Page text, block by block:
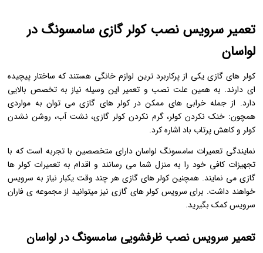
تعمیر سرویس نصب کولر گازی سامسونگ در
لواسان
کولر های گازی یکی از پرکاربرد ترین لوازم خانگی هستند که ساختار پیچیده
ای دارند. به همین علت نصب و تعمیر این وسیله نیاز به تخصص بالایی
دارد. از جمله خرابی های ممکن در کولر های گازی می توان به مواردی
همچون: خنک نکردن کولر، گرم نکردن کولر گازی، نشت آب، روشن نشدن
کولر و کاهش پرتاب باد اشاره کرد.
نمایندگی تعمیرات سامسونگ لواسان دارای متخصصین با تجربه است که با
تجهیزات کافی خود را به منزل شما می رسانند و اقدام به تعمیرات کولر ها
گازی می نمایند. همچنین کولر های گازی هر چند وقت یکبار نیاز به سرویس
خواهند داشت. برای سرویس کولر های گازی نیز میتوانید از مجموعه ی فاران
سرویس کمک بگیرید.
تعمیر سرویس نصب ظرفشویی سامسونگ در لواسان